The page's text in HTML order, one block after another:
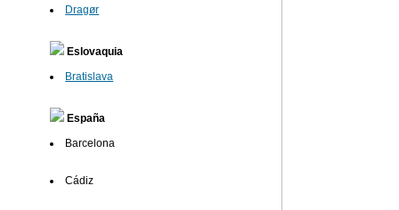
Dragør
Eslovaquia
Bratislava
España
Barcelona
Cádiz